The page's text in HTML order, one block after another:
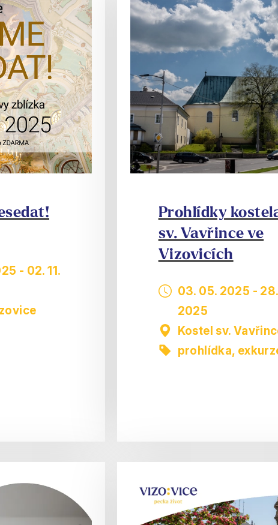
- 02. 11.
Prohlídky
sv. Vavřince ve
Vizovicích
03. 05. 2025 -
2025
Kostel sv.
prohlídka,